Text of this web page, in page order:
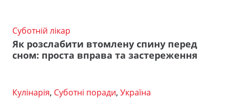
Суботній лікар
Як розслабити втомлену спину перед
сном: проста вправа та застереження
Кулінарія, Суботні поради, Україна